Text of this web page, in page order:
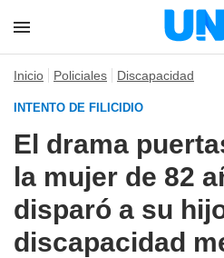
Inicio Policiales Discapacidad
INTENTO DE FILICIDIO
El drama
la mujer de 82
disparó a su
discapacidad